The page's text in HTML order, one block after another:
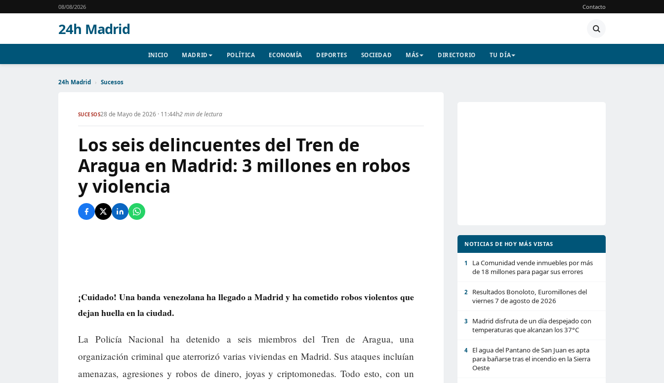
08/08/2026 Contacto
24h Madrid
INICIO MADRID POLÍTICA ECONOMÍA DEPORTES SOCIEDAD MÁS DIRECTORIO TU DÍA
24h Madrid › Sucesos
SUCESOS28 de Mayo de 2026 · 11:44h2 min de lectura
Los seis delincuentes del Tren de
Aragua en Madrid: 3 millones en robos
y violencia
¡Cuidado! Una banda venezolana ha llegado a Madrid y ha cometido robos violentos que
dejan huella en la ciudad.
La Policía Nacional ha detenido a seis miembros del Tren de Aragua, una
organización criminal que aterrorizó varias viviendas en Madrid. Sus ataques incluían
amenazas, agresiones y robos de dinero, joyas y criptomonedas. Todo esto, con un
NOTICIAS DE HOY MÁS VISTAS
1
La Comunidad vende inmuebles por más
de 18 millones para pagar sus errores
2
Resultados Bonoloto, Euromillones del
viernes 7 de agosto de 2026
3
Madrid disfruta de un día despejado con
temperaturas que alcanzan los 37°C
4
El agua del Pantano de San Juan es apta
para bañarse tras el incendio en la Sierra
Oeste